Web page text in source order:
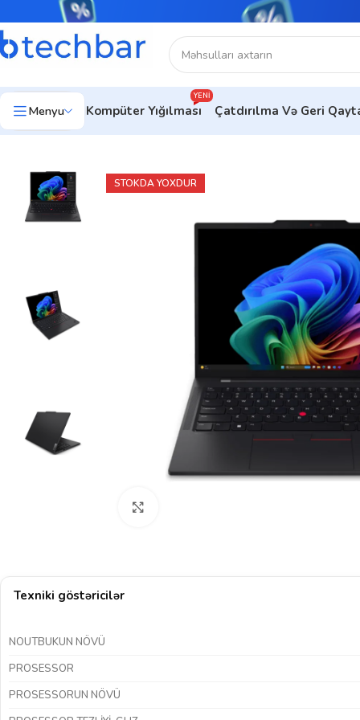
Menyu Kompüter Yığılması
YENI
Çatdırılma Və Geri
Ev Noutbuklar
STOKDA YOXDUR
Texniki göstəricilər
NOUTBUKUN NÖVÜ
PROSESSOR
PROSESSORUN NÖVÜ